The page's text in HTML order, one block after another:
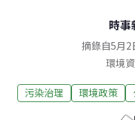
時事
摘錄自5月2
環境
污染治理 環境政策